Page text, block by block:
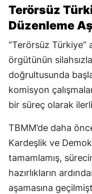
Terörsüz
Düzenleme
“Terörsüz Türkiye”
örgütünün
doğrultusunda
komisyon
bir süreç olarak
TBMM’de daha
Kardeşlik ve
tamamlamış,
hazırlıkların
aşamasına